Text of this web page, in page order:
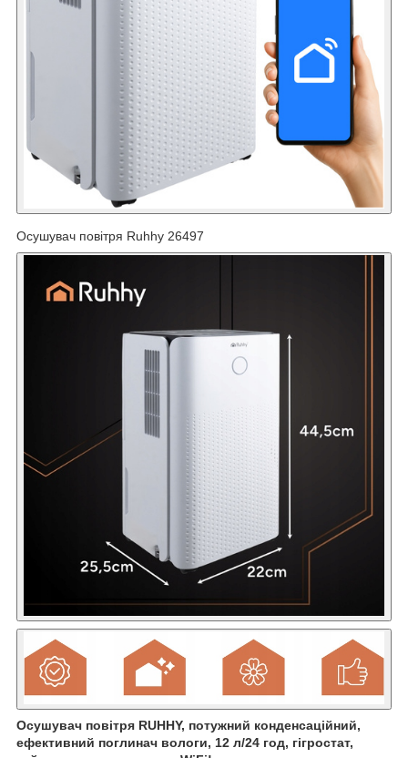
Осушувач повітря Ruhhy 26497
Осушувач повітря RUHHY, потужний конденсаційний,
ефективний поглинач вологи, 12 л/24 год, гігростат,